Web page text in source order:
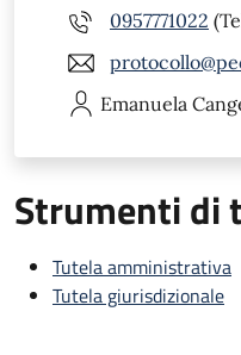
0957771022
Emanuela
Strumenti di
Tutela amministrativa
Tutela giurisdizionale